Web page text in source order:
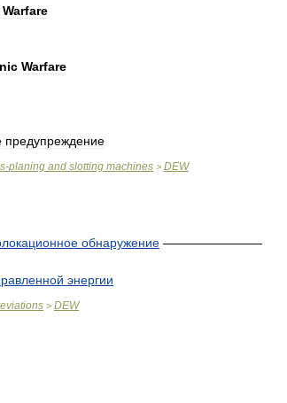
Warfare
Warfare
предупреждение
-planing and slotting machines > DEW
обнаружение ————————
энергии
> DEW